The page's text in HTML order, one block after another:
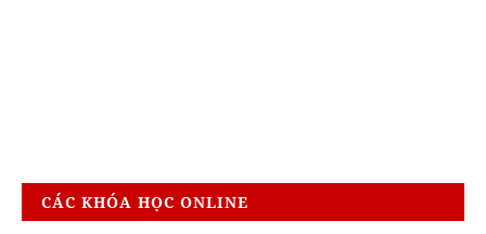
CÁC KHÓA HỌC ONLINE